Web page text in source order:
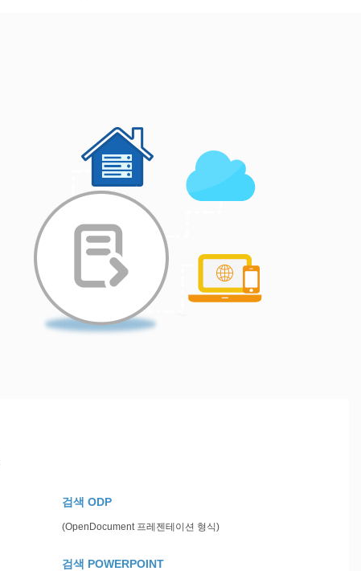
검색 ODP
(OpenDocument 프레젠테이션 형식)
검색 POWERPOINT